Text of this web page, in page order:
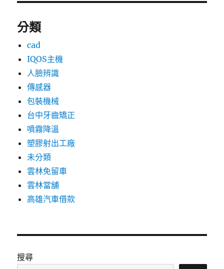
分類
cad
IQOS主機
人臉辨識
傳感器
包裝機械
台中牙齒矯正
噴霧降溫
塑膠射出工廠
未分類
雲林免留車
雲林當舖
高雄汽車借款
搜尋